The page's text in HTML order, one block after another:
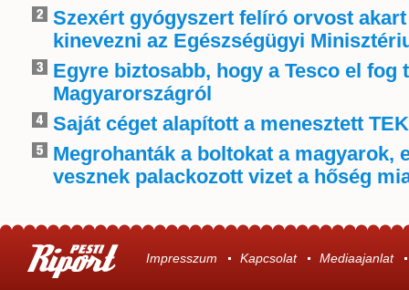
Szexért gyógyszert felíró orvost
kinevezni az Egészségügyi
Egyre biztosabb, hogy a Tesco el fog
Magyarországról
Saját céget alapított a menesztett
Megrohanták a boltokat a magyarok,
vesznek palackozott vizet a hőség
Impresszum Kapcsolat Mediaajanlat